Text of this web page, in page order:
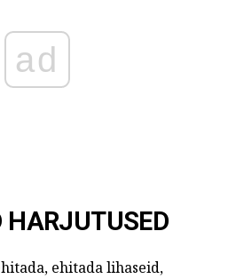
ad
HARJUTUSED
ehitada lihaseid,